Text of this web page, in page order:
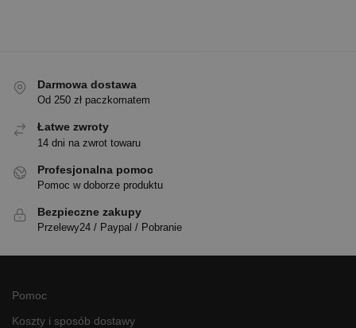
Darmowa dostawa
Od 250 zł paczkomatem
Łatwe zwroty
14 dni na zwrot towaru
Profesjonalna pomoc
Pomoc w doborze produktu
Bezpieczne zakupy
Przelewy24 / Paypal / Pobranie
Pomoc
Koszty i sposób dostawy